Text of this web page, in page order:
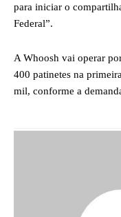
para iniciar o
Federal”.
A Whoosh vai operar
400 patinetes na
mil, conforme a